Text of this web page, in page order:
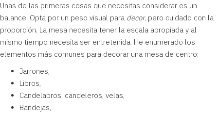
Unas de las primeras cosas que necesitas considerar es un
balance. Opta por un peso visual para decor, pero cuidado con la
proporción. La mesa necesita tener la escala apropiada y al
mismo tiempo necesita ser entretenida. He enumerado los
elementos más comunes para decorar una mesa de centro:
Jarrones,
Libros,
Candelabros, candeleros, velas,
Bandejas,